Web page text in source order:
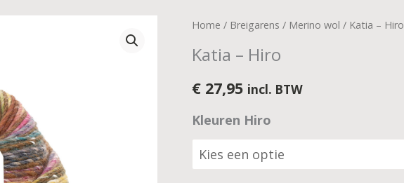
Home / Breigarens / Merino wol / Katia – Hiro
Katia – Hiro
€ 27,95 incl. BTW
Kleuren Hiro
Katia
Hiro
aantal